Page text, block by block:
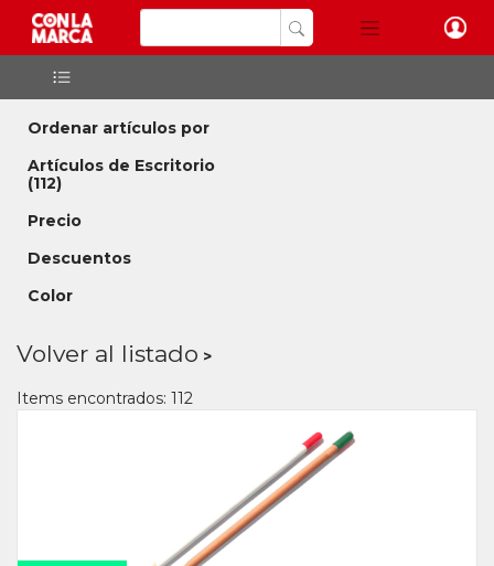
Ordenar artículos por
Artículos de Escritorio
(112)
Precio
Descuentos
Color
Volver al listado
Items encontrados: 112